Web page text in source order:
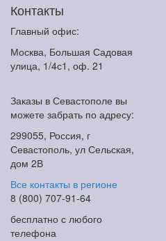
Контакты
Главный офис:
Москва, Большая Садовая
улица, 1/4с1, оф. 21
Заказы в Севастополе вы
можете забрать по адресу:
299055, Россия, г
Севастополь, ул Сельская,
дом 2В
Все контакты в регионе
8 (800) 707-91-64
бесплатно с любого
телефона